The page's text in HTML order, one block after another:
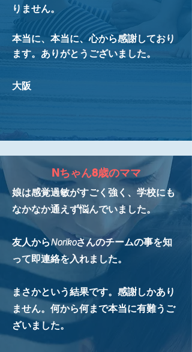
りません。
本当に、本当に、心から感謝しており
ます。ありがとうございました。
​大阪
Nちゃん8歳のママ
娘は感覚過敏がすごく強く、学校にも
なかなか通えず悩んでいました。
友人からNorikoさんのチームの事を知
って即連絡を入れました。
まさかという結果です。感謝しかあり
ません。何から何まで本当に有難うご
ざいました。